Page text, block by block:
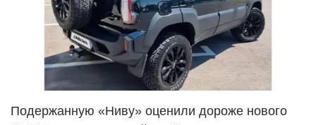
Подержанную «Ниву» оценили дороже нового